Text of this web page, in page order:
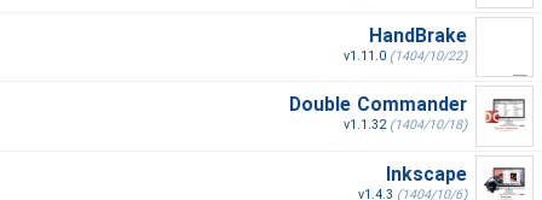
HandBrake
v1.11.0 (1404/10/22)
Double Commander
v1.1.32(1404/10/18)
Inkscape
v1.4.3 (1404/10/6)